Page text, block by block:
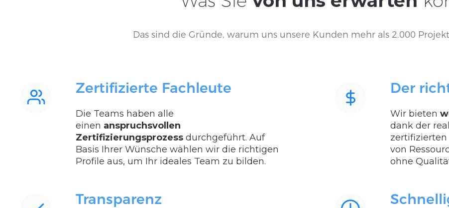
Das sind die Gründe, warum uns unsere Kunden mehr als 2.000
Zertifizierte Fachleute
Die Teams haben alle
einen anspruchsvollen
Zertifizierungsprozess durchgeführt. Auf
Basis Ihrer Wünsche wählen wir die richtigen
Profile aus, um Ihr ideales Team zu bilden.
Der
Wir bieten
dank der
zertifizierten
von
ohne
Transparenz